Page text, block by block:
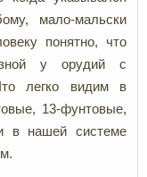
мало-мальски
понятно, что
у орудий с
легко видим в
13-фунтовые,
в нашей системе